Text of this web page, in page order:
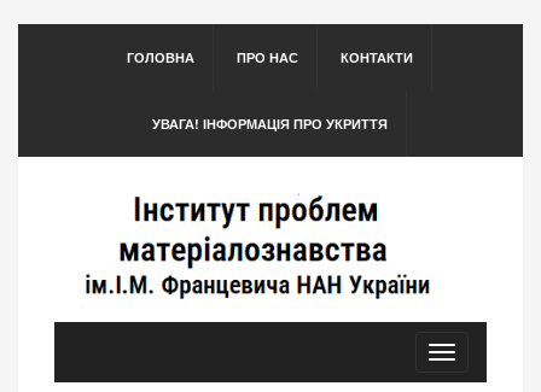
ГОЛОВНА ПРО НАС КОНТАКТИ
УВАГА! ІНФОРМАЦІЯ ПРО УКРИТТЯ
Toggle
navigation